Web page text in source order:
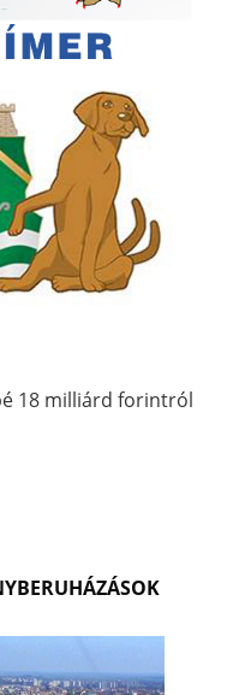
18 milliárd forintról